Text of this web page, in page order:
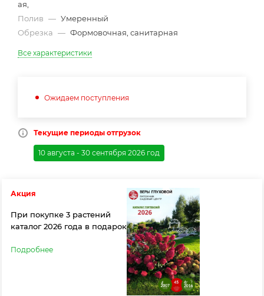
ая,
Полив — Умеренный
Обрезка — Формовочная, санитарная
Все характеристики
Ожидаем поступления
Текущие периоды отгрузок
10 августа - 30 сентября 2026 год
Акция
При покупке 3 растений
каталог 2026 года в подарок
Подробнее